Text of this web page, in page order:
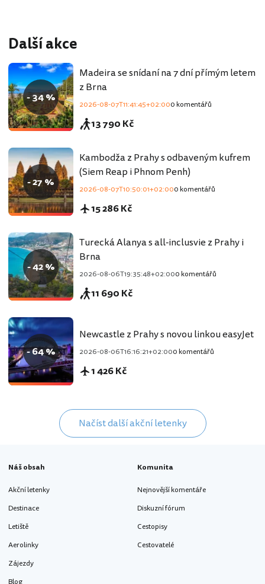
Další akce
- 34 %
Madeira se snídaní na 7 dní přímým letem
z Brna
2026-08-07T11:41:45+02:000 komentářů
13 790 Kč
- 27 %
Kambodža z Prahy s odbaveným kufrem
(Siem Reap i Phnom Penh)
2026-08-07T10:50:01+02:000 komentářů
15 286 Kč
- 42 %
Turecká Alanya s all-inclusvie z Prahy i
Brna
2026-08-06T19:35:48+02:000 komentářů
11 690 Kč
- 64 %
Newcastle z Prahy s novou linkou easyJet
2026-08-06T16:16:21+02:000 komentářů
1 426 Kč
Načíst další akční letenky
Náš obsah
Akční letenky
Destinace
Letiště
Aerolinky
Zájezdy
Komunita
Nejnovější komentáře
Diskuzní fórum
Cestopisy
Cestovatelé